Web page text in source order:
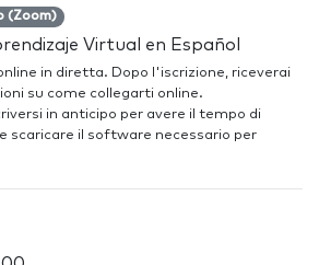
(Zoom)
Virtual en Español
in diretta. Dopo l'iscrizione, riceverai
su come collegarti online.
in anticipo per avere il tempo di
scaricare il software necessario per